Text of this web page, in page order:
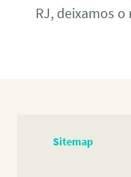
RJ, deixamos
Sitemap